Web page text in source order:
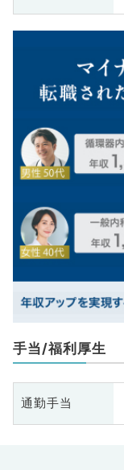
手当/福利厚生
通勤手当